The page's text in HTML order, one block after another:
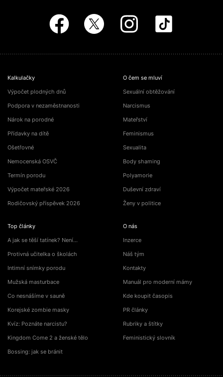
Kalkulačky
Výpočet plodných dnů
Podpora v nezaměstnanosti
Nárok na porodné
Přídavky na dítě
Ošetřovné
Nemocenská OSVČ
Termín porodu
Výpočet mateřské 2026
Rodičovský příspěvek 2026
Top články
A jak se těší tatínek? Není…
Protivná učitelka o školách
Intimní snímky porodu
Mužská masturbace
Co nesnášíme v sauně
Korejské zombie masky
Kvíz: Poznáte narcistu?
Kingdom Come 2 a ženské tělo
Bossing: jak se bránit
O čem se mluví
Sexuální obtěžování
Narcismus
Mateřství
Feminismus
Sexualita
Body shaming
Polyamorie
Duševní zdraví
Ženy v politice
O nás
Inzerce
Náš tým
Kontakty
Manuál pro moderní mámy
Kde koupit časopis
PR články
Rubriky a štítky
Feministický slovník